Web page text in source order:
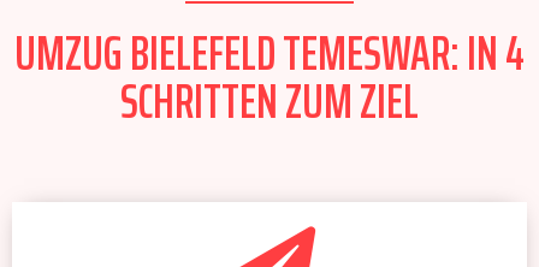
UMZUG BIELEFELD TEMESWAR: IN 4
SCHRITTEN ZUM ZIEL